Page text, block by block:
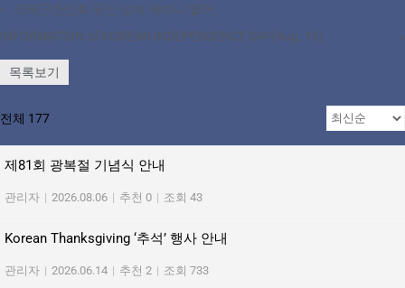
«
오레곤한인회 유산 상속 세미나 열어
INFORMATION of KOREAN INDEPENDENCE DAY(Aug. 16)
»
목록보기
전체 177
제81회 광복절 기념식 안내
관리자 | 2026.08.06 | 추천 0 | 조회 43
Korean Thanksgiving ‘추석’ 행사 안내
관리자 | 2026.06.14 | 추천 2 | 조회 733